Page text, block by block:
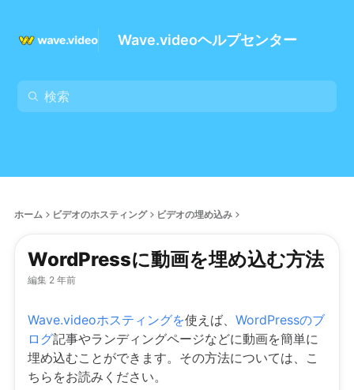
Wave.videoヘルプセンター
ホーム ビデオのホスティング ビデオの埋め込み
WordPressに動画を埋め込む方法
編集 2 年前
Wave.videoホスティングを使えば、 WordPressのブ
ログ記事やランディングページなどに動画を簡単に
埋め込むことができます。その方法については、こ
ちらをお読みください。